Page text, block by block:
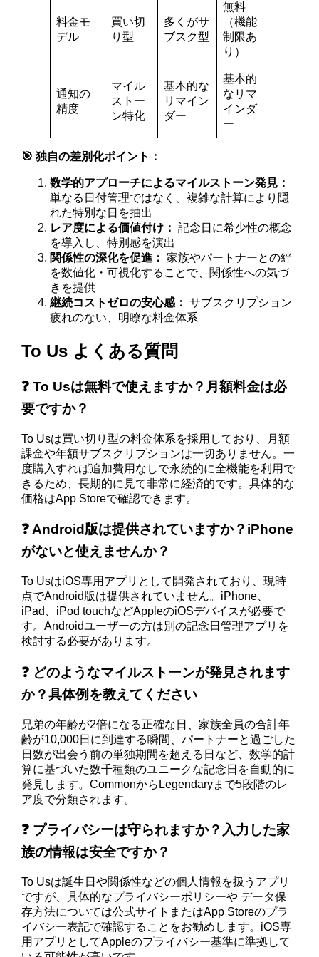
料金モ
デル
買い切
り型
多くがサ
ブスク型
無料
（機能
制限あ
り）
通知の
精度
マイル
ストー
ン特化
基本的な
リマイン
ダー
基本的
なリマ
インダ
ー
🎯 独自の差別化ポイント：
数学的アプローチによるマイルストーン発見：
単なる日付管理ではなく、複雑な計算により隠
れた特別な日を抽出
レア度による価値付け： 記念日に希少性の概念
を導入し、特別感を演出
関係性の深化を促進： 家族やパートナーとの絆
を数値化・可視化することで、関係性への気づ
きを提供
継続コストゼロの安心感： サブスクリプション
疲れのない、明瞭な料金体系
To Us よくある質問
❓ To Usは無料で使えますか？月額料金は必
要ですか？
To Usは買い切り型の料金体系を採用しており、月額
課金や年額サブスクリプションは一切ありません。一
度購入すれば追加費用なしで永続的に全機能を利用で
きるため、長期的に見て非常に経済的です。具体的な
価格はApp Storeで確認できます。
❓ Android版は提供されていますか？iPhone
がないと使えませんか？
To UsはiOS専用アプリとして開発されており、現時
点でAndroid版は提供されていません。iPhone、
iPad、iPod touchなどAppleのiOSデバイスが必要で
す。Androidユーザーの方は別の記念日管理アプリを
検討する必要があります。
❓ どのようなマイルストーンが発見されます
か？具体例を教えてください
兄弟の年齢が2倍になる正確な日、家族全員の合計年
齢が10,000日に到達する瞬間、パートナーと過ごした
日数が出会う前の単独期間を超える日など、数学的計
算に基づいた数千種類のユニークな記念日を自動的に
発見します。CommonからLegendaryまで5段階のレ
ア度で分類されます。
❓ プライバシーは守られますか？入力した家
族の情報は安全ですか？
To Usは誕生日や関係性などの個人情報を扱うアプリ
ですが、具体的なプライバシーポリシーや データ保
存方法については公式サイトまたはApp Storeのプラ
イバシー表記で確認することをお勧めします。iOS専
用アプリとしてAppleのプライバシー基準に準拠して